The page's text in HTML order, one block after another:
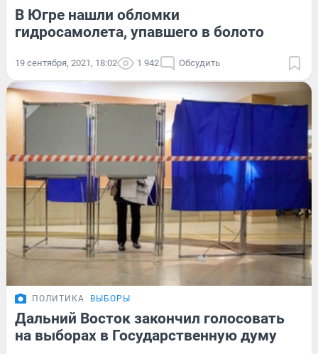
В Югре нашли обломки
гидросамолета, упавшего в болото
19 сентября, 2021, 18:02 1 942 Обсудить
ПОЛИТИКА ВЫБОРЫ
Дальний Восток закончил голосовать
на выборах в Государственную думу